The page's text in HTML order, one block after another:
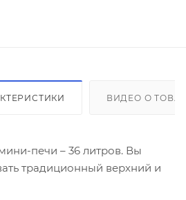
ВИДЕО О
печи – 36 литров. Вы
традиционный верхний и